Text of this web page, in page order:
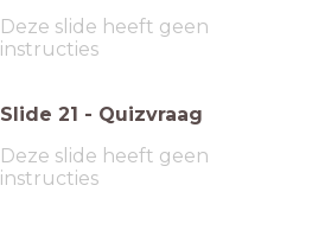
Deze slide heeft geen
instructies
Slide 21 - Quizvraag
Deze slide heeft geen
instructies